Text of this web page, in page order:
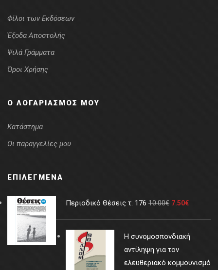
Φίλοι των Εκδόσεων
Έξοδα Αποστολής
Ψιλά Γράμματα
Όροι Χρήσης
Ο ΛΟΓΑΡΙΑΣΜΌΣ ΜΟΥ
Κατάστημα
Οι παραγγελίες μου
ΕΠΙΛΕΓΜΈΝΑ
Περιοδικό Θέσεις τ. 176 10.00€ 7.50€
Η συνομοσπονδιακή
αντίληψη για τον
ελευθεριακό κομμουνισμό